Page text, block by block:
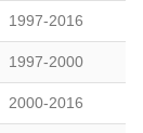
1997-2016
1997-2000
2000-2016